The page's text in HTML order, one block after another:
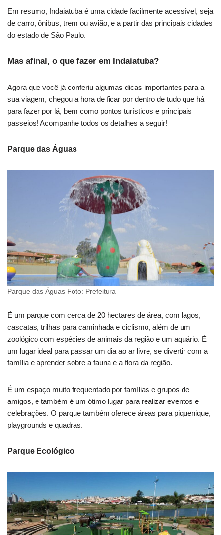
Em resumo, Indaiatuba é uma cidade facilmente acessível, seja
de carro, ônibus, trem ou avião, e a partir das principais cidades
do estado de São Paulo.
Mas afinal, o que fazer em Indaiatuba?
Agora que você já conferiu algumas dicas importantes para a
sua viagem, chegou a hora de ficar por dentro de tudo que há
para fazer por lá, bem como pontos turísticos e principais
passeios! Acompanhe todos os detalhes a seguir!
Parque das Águas
Parque das Águas Foto: Prefeitura
É um parque com cerca de 20 hectares de área, com lagos,
cascatas, trilhas para caminhada e ciclismo, além de um
zoológico com espécies de animais da região e um aquário. É
um lugar ideal para passar um dia ao ar livre, se divertir com a
família e aprender sobre a fauna e a flora da região.
É um espaço muito frequentado por famílias e grupos de
amigos, e também é um ótimo lugar para realizar eventos e
celebrações. O parque também oferece áreas para piquenique,
playgrounds e quadras.
Parque Ecológico